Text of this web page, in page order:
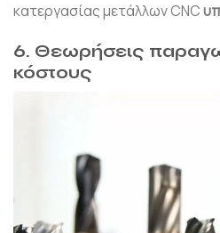
κατεργασίας μετάλλων CNC
6. Θεωρήσεις
κόστους